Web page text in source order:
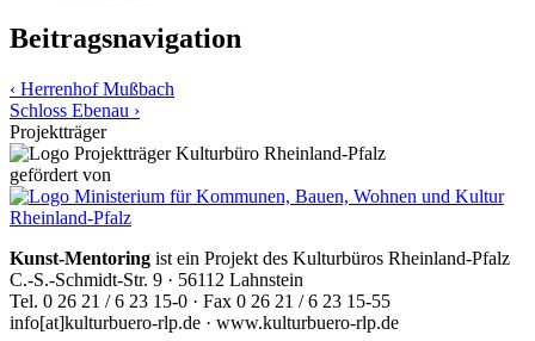
Beitragsnavigation
‹ Herrenhof Mußbach
Schloss Ebenau ›
Projektträger
gefördert von
Kunst-Mentoring ist ein Projekt des Kulturbüros Rheinland-Pfalz
C.-S.-Schmidt-Str. 9 · 56112 Lahnstein
Tel. 0 26 21 / 6 23 15-0 · Fax 0 26 21 / 6 23 15-55
info[at]kulturbuero-rlp.de · www.kulturbuero-rlp.de